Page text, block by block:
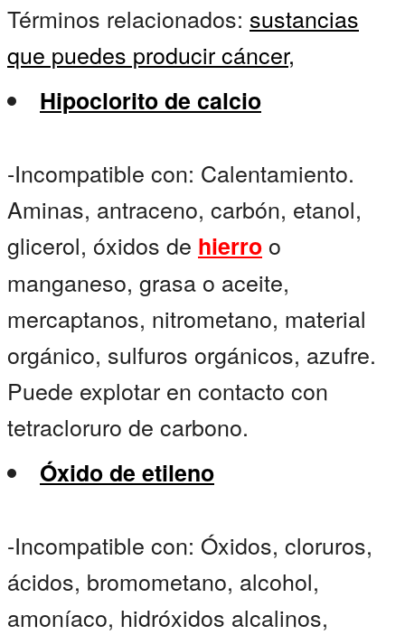
Términos relacionados: sustancias
que puedes producir cáncer,
Hipoclorito de calcio
-Incompatible con: Calentamiento.
Aminas, antraceno, carbón, etanol,
glicerol, óxidos de hierro o
manganeso, grasa o aceite,
mercaptanos, nitrometano, material
orgánico, sulfuros orgánicos, azufre.
Puede explotar en contacto con
tetracloruro de carbono.
Óxido de etileno
-Incompatible con: Óxidos, cloruros,
ácidos, bromometano, alcohol,
amoníaco, hidróxidos alcalinos,